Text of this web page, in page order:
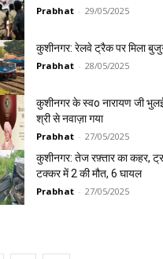
Prabhat - 29/05/2025
कुशीनगर: रेलवे ट्रैक पर मिला
Prabhat - 28/05/2025
कुशीनगर के स्वo नारायण जी
श्री से नवाज़ा गया
Prabhat - 27/05/2025
कुशीनगर: तेज रफ़्तार का कहर,
टक्कर में 2 की मौत, 6 घायल
Prabhat - 27/05/2025